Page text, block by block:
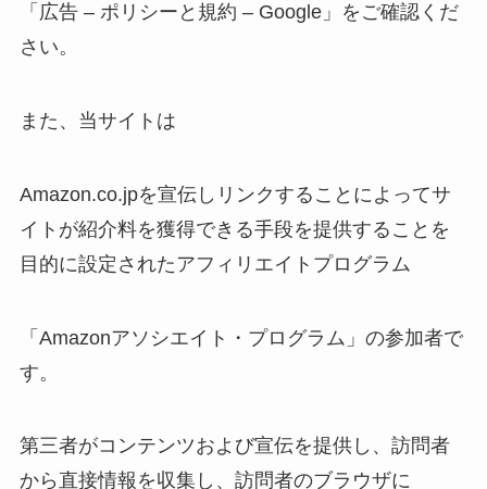
「広告 – ポリシーと規約 – Google」をご確認くだ
さい。
また、当サイトは
Amazon.co.jpを宣伝しリンクすることによってサ
イトが紹介料を獲得できる手段を提供することを
目的に設定されたアフィリエイトプログラム
「Amazonアソシエイト・プログラム」の参加者で
す。
第三者がコンテンツおよび宣伝を提供し、訪問者
から直接情報を収集し、訪問者のブラウザに